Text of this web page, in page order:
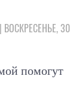
| ВОСКРЕСЕНЬЕ, 30
помогут